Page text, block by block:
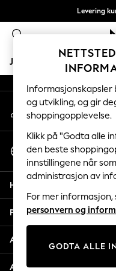
Levering
Vi
JENTER GUTTER
GIRLS
New In
50 - 92cm
98 - 110cm
116 - 134cm
140 - 174cm
Trending: Top
Trending: Clogs
Toy Story
THE SET
Coats & Jackets
Sweatshirts &
An error occurred on client
Våre
Min konto
Logg inn på kontoen din
Velg Språk
Norsk
Hjelp
Personvern & Juridisk
Avdelinger
Andre tjenester
og utvikling, og gir
shoppingopplevelse.
Klikk på "Godta alle
den beste
innstillingene når
administrasjon av
For mer informasjon,
personvern og
GODTA ALLE